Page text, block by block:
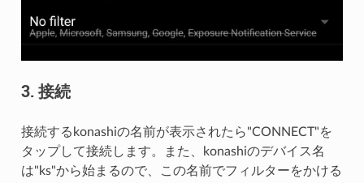
3. 接続
接続するkonashiの名前が表示されたら"CONNECT"を
タップして接続します。また、konashiのデバイス名
は"ks"から始まるので、この名前でフィルターをかける